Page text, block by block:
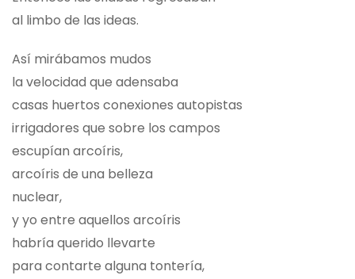
al limbo de las ideas.
Así mirábamos mudos
la velocidad que adensaba
casas huertos conexiones autopistas
irrigadores que sobre los campos
escupían arcoíris,
arcoíris de una belleza
nuclear,
y yo entre aquellos arcoíris
habría querido llevarte
para contarte alguna tontería,